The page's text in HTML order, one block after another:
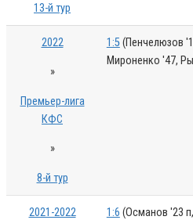
13-й тур
2022
»
Премьер-лига
КФС
»
8-й тур
1:5(Пенчелюзов
Мироненко '47,
2021-2022 1:6 (Османов '23